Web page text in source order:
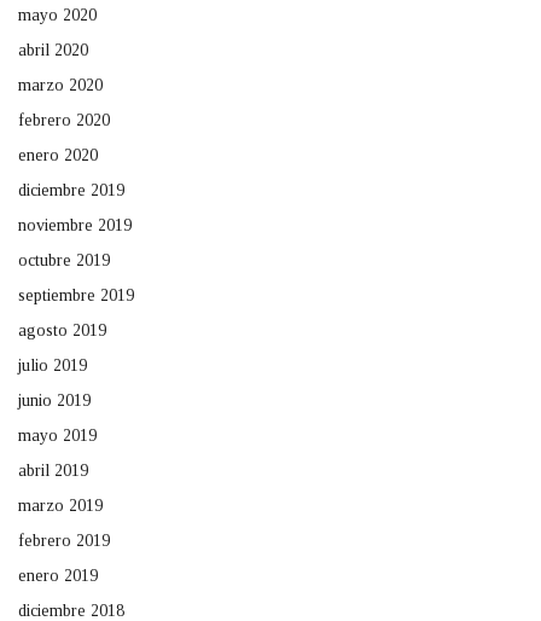
mayo 2020
abril 2020
marzo 2020
febrero 2020
enero 2020
diciembre 2019
noviembre 2019
octubre 2019
septiembre 2019
agosto 2019
julio 2019
junio 2019
mayo 2019
abril 2019
marzo 2019
febrero 2019
enero 2019
diciembre 2018